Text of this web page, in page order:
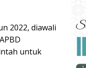
2022, diawali
untuk